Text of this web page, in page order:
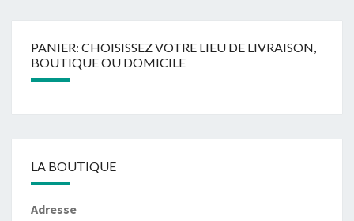
PANIER: CHOISISSEZ VOTRE LIEU DE LIVRAISON,
BOUTIQUE OU DOMICILE
LA BOUTIQUE
Adresse